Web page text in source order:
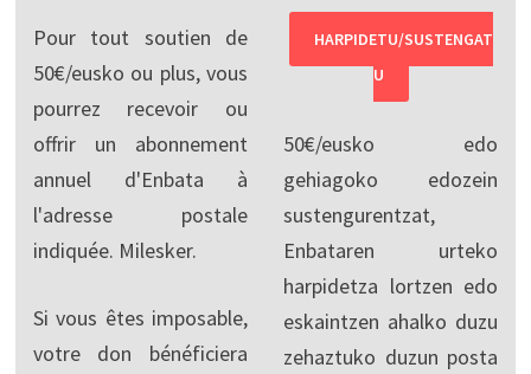
Pour tout soutien de
50€/eusko ou plus, vous
pourrez recevoir ou
offrir un abonnement
annuel d'Enbata à
l'adresse postale
indiquée. Milesker.
Si vous êtes imposable,
votre don bénéficiera
HARPIDETU/SUSTENGAT
U
50€/eusko edo
gehiagoko edozein
sustengurentzat,
Enbataren urteko
harpidetza lortzen edo
eskaintzen ahalko duzu
zehaztuko duzun posta